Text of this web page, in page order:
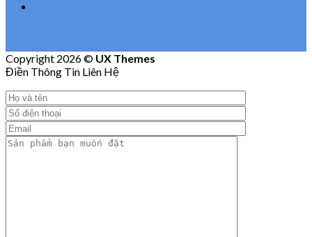
Copyright 2026 © UX Themes
Điền Thông Tin Liên Hệ